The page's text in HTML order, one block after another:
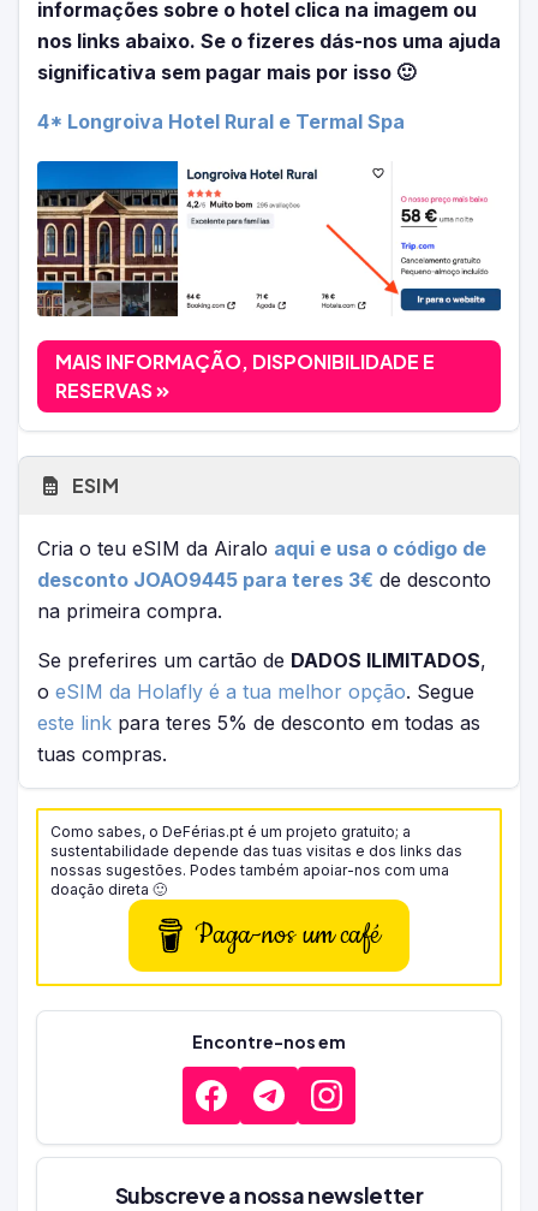
informações sobre o hotel clica na imagem ou
nos links abaixo. Se o fizeres dás-nos uma ajuda
significativa sem pagar mais por isso 🙂
4* Longroiva Hotel Rural e Termal Spa
MAIS INFORMAÇÃO, DISPONIBILIDADE E
RESERVAS
ESIM
Cria o teu eSIM da Airalo aqui e usa o código de
desconto JOAO9445 para teres 3€ de desconto
na primeira compra.
Se preferires um cartão de DADOS ILIMITADOS,
o eSIM da Holafly é a tua melhor opção. Segue
este link para teres 5% de desconto em todas as
tuas compras.
Como sabes, o DeFérias.pt é um projeto gratuito; a
sustentabilidade depende das tuas visitas e dos links das
nossas sugestões. Podes também apoiar-nos com uma
doação direta 🙂
Paga-nos um café
Encontre-nos em
Subscreve a nossa newsletter